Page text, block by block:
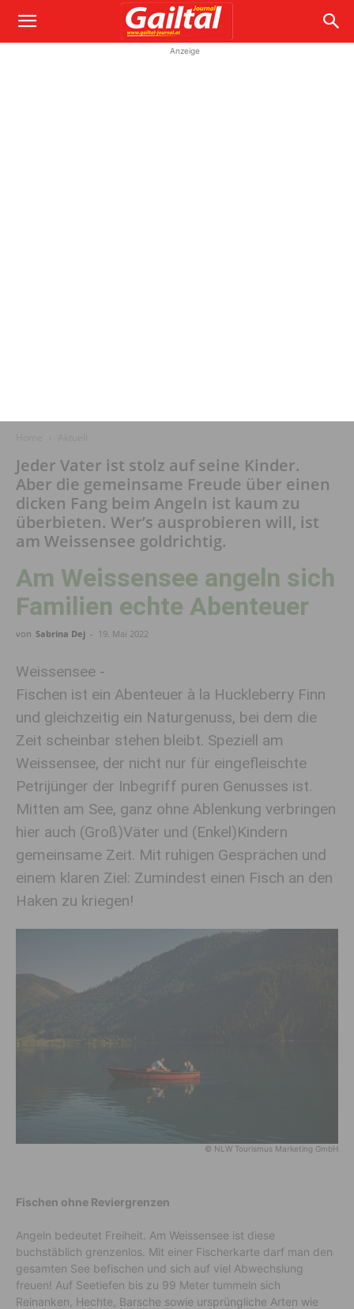
Anzeige
Jeder Vater ist stolz auf seine Kinder.
Aber die gemeinsame Freude über einen
dicken Fang beim Angeln ist kaum zu
überbieten. Wer’s ausprobieren will, ist
am Weissensee goldrichtig.
Am Weissensee angeln sich
Familien echte Abenteuer
von Sabrina Dej - 19. Mai 2022
Weissensee -
Fischen ist ein Abenteuer à la Huckleberry Finn
und gleichzeitig ein Naturgenuss, bei dem die
Zeit scheinbar stehen bleibt. Speziell am
Weissensee, der nicht nur für eingefleischte
Petrijünger der Inbegriff puren Genusses ist.
Mitten am See, ganz ohne Ablenkung verbringen
hier auch (Groß)Väter und (Enkel)Kindern
gemeinsame Zeit. Mit ruhigen Gesprächen und
einem klaren Ziel: Zumindest einen Fisch an den
Haken zu kriegen!
© NLW Tourismus Marketing GmbH
Fischen ohne Reviergrenzen
Angeln bedeutet Freiheit. Am Weissensee ist diese
buchstäblich grenzenlos. Mit einer Fischerkarte darf man den
gesamten See befischen und sich auf viel Abwechslung
freuen! Auf Seetiefen bis zu 99 Meter tummeln sich
Reinanken, Hechte, Barsche sowie ursprüngliche Arten wie